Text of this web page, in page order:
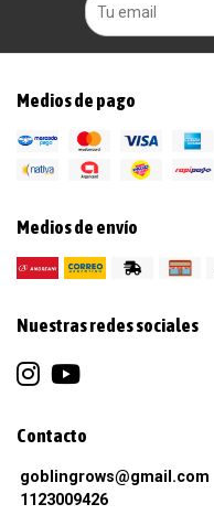
Medios de pago
Medios de envío
Nuestras redes sociales
Contacto
goblingrows@gmail.com
1123009426